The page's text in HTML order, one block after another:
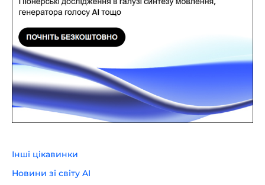
Інші цікавинки
Новини зі світу AI